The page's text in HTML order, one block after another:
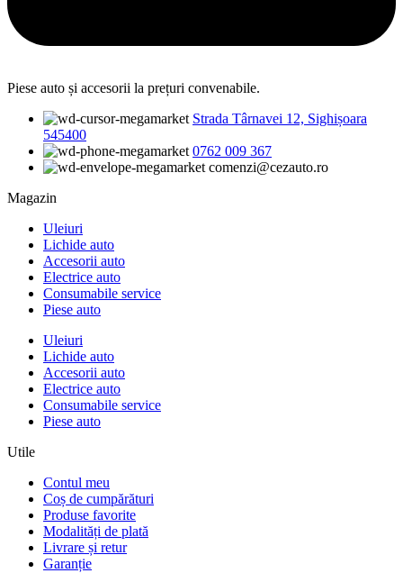
Piese auto și accesorii la prețuri convenabile.
Strada Târnavei 12, Sighișoara
545400
0762 009 367
comenzi@cezauto.ro
Magazin
Uleiuri
Lichide auto
Accesorii auto
Electrice auto
Consumabile service
Piese auto
Uleiuri
Lichide auto
Accesorii auto
Electrice auto
Consumabile service
Piese auto
Utile
Contul meu
Coș de cumpărături
Produse favorite
Modalități de plată
Livrare și retur
Garanție